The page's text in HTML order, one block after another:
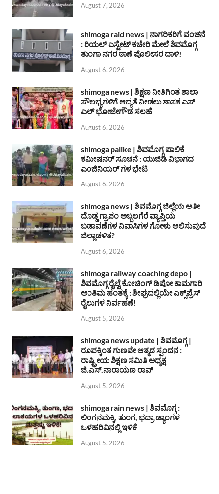
August 7, 2026
shimoga raid news | ನಾಗರಿಕರಿಗೆ ವಂಚನೆ
: ರಿಯಲ್ ಎಸ್ಟೇಟ್ ಕಚೇರಿ ಮೇಲೆ ಶಿವಮೊಗ್ಗ
ತುಂಗಾ ನಗರ ಠಾಣೆ ಪೊಲೀಸರ ದಾಳಿ!
August 6, 2026
shimoga news | ಶಿಕ್ಷಣ ನೀತಿಗಿಂತ ಶಾಲಾ
ಸೌಲಭ್ಯಗಳಿಗೆ ಆದ್ಯತೆ ನೀಡಲು ಶಾಸಕ ಎಸ್
ಎಲ್ ಭೋಜೇಗೌಡ ಸಲಹೆ
August 6, 2026
shimoga palike | ಶಿವಮೊಗ್ಗ ಪಾಲಿಕೆ
ಕಮೀಷನರ್ ಸೂಚನೆ : ಯುಜಿಡಿ ವಿಭಾಗದ
ಎಂಜಿನಿಯರ್ ಗಳ ಭೇಟಿ
August 6, 2026
shimoga news | ಶಿವಮೊಗ್ಗ ಜಿಲ್ಲೆಯ ಅತೀ
ದೊಡ್ಡ ಗ್ರಾಪಂ ಅಬ್ಬಲಗೆರೆ ವ್ಯಾಪ್ತಿಯ
ಬಡಾವಣೆಗಳ ನಿವಾಸಿಗಳ ಗೋಳು ಆಲಿಸುವುದೆ
ಜಿಲ್ಲಾಡಳಿತ?
August 6, 2026
shimoga railway coaching depo |
ಶಿವಮೊಗ್ಗ ರೈಲ್ವೆ ಕೋಚಿಂಗ್ ಡಿಪೋ ಕಾಮಗಾರಿ
ಅಂತಿಮ ಹಂತಕ್ಕೆ : ಶೀಘ್ರದಲ್ಲಿಯೇ ಎಕ್ಸ್‌ಪ್ರೆಸ್
ರೈಲುಗಳ ನಿರ್ವಹಣೆ!
August 5, 2026
shimoga news update | ಶಿವಮೊಗ್ಗ |
ರೂಪಕ್ಕಿಂತ ಗುಣವೇ ಆತ್ಮದ ಸ್ಪಂದನ :
ರಾಷ್ಟ್ರೀಯ ಶಿಕ್ಷಣ ಸಮಿತಿ ಅಧ್ಯಕ್ಷ
ಜಿ.ಎಸ್.ನಾರಾಯಣ ರಾವ್
August 5, 2026
shimoga rain news | ಶಿವಮೊಗ್ಗ :
ಲಿಂಗನಮಕ್ಕಿ, ತುಂಗ, ಭದ್ರಾ ಡ್ಯಾಂಗಳ
ಒಳಹರಿವಿನಲ್ಲಿ ಇಳಿಕೆ
August 5, 2026